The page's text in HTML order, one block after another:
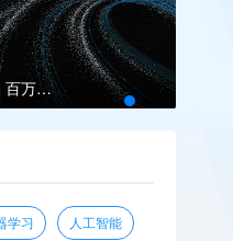
Meta Muse Spark 1.1：百万上下文瞄准多智能体
学习 人工智能